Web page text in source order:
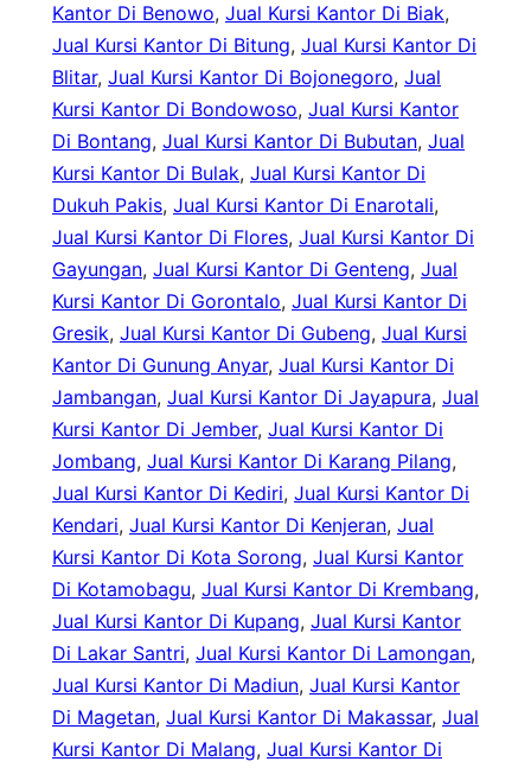
Kantor Di Benowo, Jual Kursi Kantor Di Biak
Jual Kursi Kantor Di Bitung, Jual Kursi Kantor Di
Blitar, Jual Kursi Kantor Di Bojonegoro, Jual
Kursi Kantor Di Bondowoso, Jual Kursi Kantor
Di Bontang, Jual Kursi Kantor Di Bubutan, Jual
Kursi Kantor Di Bulak, Jual Kursi Kantor Di
Dukuh Pakis, Jual Kursi Kantor Di Enarotali
Jual Kursi Kantor Di Flores, Jual Kursi Kantor Di
Gayungan, Jual Kursi Kantor Di Genteng, Jual
Kursi Kantor Di Gorontalo, Jual Kursi Kantor Di
Gresik, Jual Kursi Kantor Di Gubeng, Jual Kursi
Kantor Di Gunung Anyar, Jual Kursi Kantor Di
Jambangan, Jual Kursi Kantor Di Jayapura, Jual
Kursi Kantor Di Jember, Jual Kursi Kantor Di
Jombang, Jual Kursi Kantor Di Karang Pilang
Jual Kursi Kantor Di Kediri, Jual Kursi Kantor Di
Kendari, Jual Kursi Kantor Di Kenjeran, Jual
Kursi Kantor Di Kota Sorong, Jual Kursi Kantor
Di Kotamobagu, Jual Kursi Kantor Di Krembang
Jual Kursi Kantor Di Kupang, Jual Kursi Kantor
Di Lakar Santri, Jual Kursi Kantor Di Lamongan
Jual Kursi Kantor Di Madiun, Jual Kursi Kantor
Di Magetan, Jual Kursi Kantor Di Makassar, Jual
Kursi Kantor Di Malang, Jual Kursi Kantor Di